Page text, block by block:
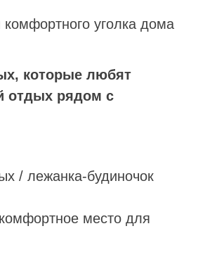
уголка дома
которые любят
отдых рядом с
/ лежанка-будиночок
место для